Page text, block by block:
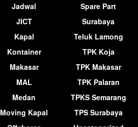
Jadwal
JICT
Kapal
Kontainer
Makasar
MAL
Medan
Moving Kapal
Spare Part
Surabaya
Teluk Lamong
TPK Koja
TPK Makasar
TPK Palaran
TPKS Semarang
TPS Surabaya